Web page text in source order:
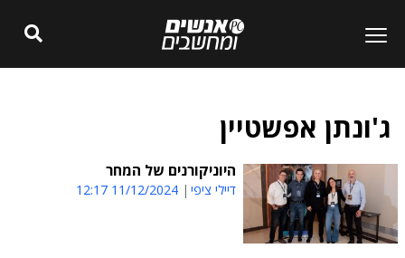
ג'ונתן אפשטיין
היוניקורנים של המחר
דיילי ציפי 11/12/2024 12:17